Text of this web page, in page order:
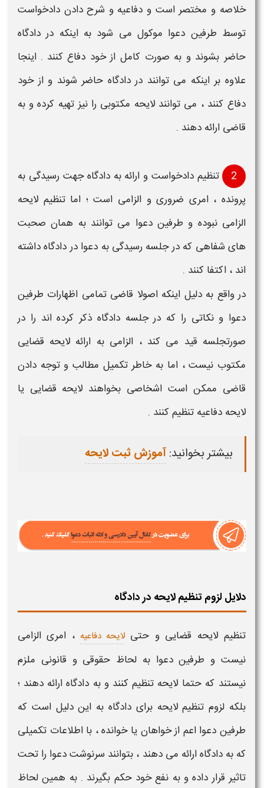
خلاصه و مختصر است و دفاعیه و شرح دادن دادخواست
توسط طرفین دعوا موکول می شود به اینکه در دادگاه
حاضر بشوند و به صورت کامل از خود دفاع کنند . اینجا
علاوه بر اینکه می توانند در دادگاه حاضر شوند و از خود
دفاع کنند ، می توانند لایحه مکتوبی را نیز تهیه کرده و به
قاضی ارائه دهند .
2
تنظیم دادخواست و ارائه به دادگاه جهت رسیدگی به
پرونده ، امری ضروری و الزامی است ؛ اما تنظیم لایحه
الزامی نبوده و طرفین دعوا می توانند به همان صحبت
های شفاهی که در جلسه رسیدگی به دعوا در دادگاه داشته
اند ، اکتفا کنند .
در واقع به دلیل اینکه اصولا قاضی تمامی اظهارات طرفین
دعوا و نکاتی را که در جلسه دادگاه ذکر کرده اند را در
صورتجلسه قید می کند ، الزامی به ارائه لایحه قضایی
مکتوب نیست ، اما به خاطر تکمیل مطالب و توجه دادن
قاضی ممکن است اشخاصی بخواهند لایحه قضایی یا
لایحه دفاعیه تنظیم کنند .
بیشتر بخوانید:آموزش ثبت لایحه
دلایل لزوم تنظیم لایحه در دادگاه
تنظیم لایحه قضایی و حتی لایحه دفاعیه ، امری الزامی
نیست و طرفین دعوا به لحاظ حقوقی و قانونی ملزم
نیستند که حتما لایحه تنظیم کنند و به دادگاه ارائه دهند ؛
بلکه لزوم تنظیم لایحه برای دادگاه به این دلیل است که
طرفین دعوا اعم از خواهان یا خوانده ، با اطلاعات تکمیلی
که به دادگاه ارائه می دهند ، بتوانند سرنوشت دعوا را تحت
تاثیر قرار داده و به نفع خود حکم بگیرند . به همین لحاظ